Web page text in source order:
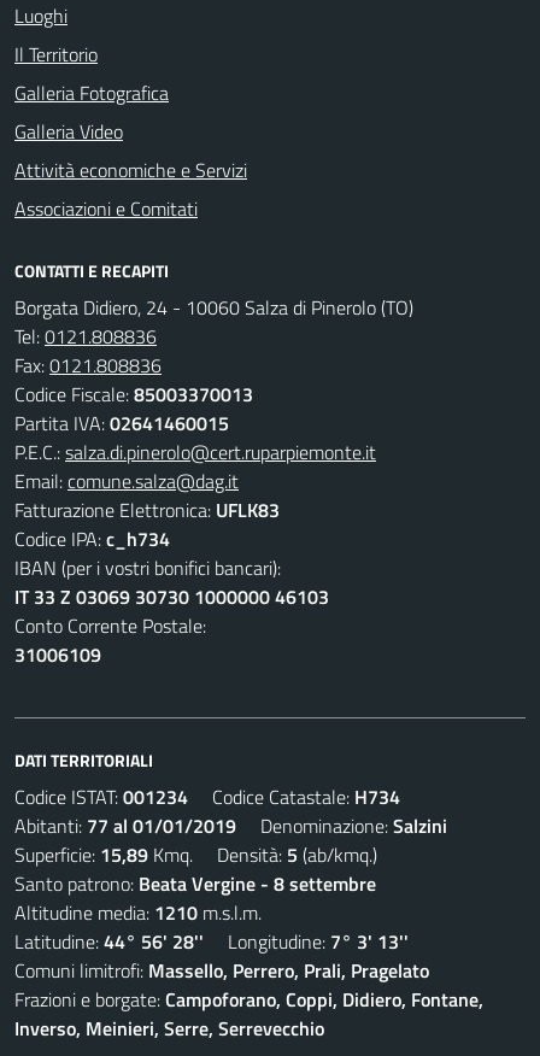
Luoghi
Il Territorio
Galleria Fotografica
Galleria Video
Attività economiche e Servizi
Associazioni e Comitati
CONTATTI E RECAPITI
Borgata Didiero, 24 - 10060 Salza di Pinerolo (TO)
Tel:0121.808836
Fax:0121.808836
Codice Fiscale:85003370013
Partita IVA:02641460015
P.E.C.:salza.di.pinerolo@cert.ruparpiemonte.it
Email:comune.salza@dag.it
Fatturazione Elettronica: UFLK83
Codice IPA:c_h734
IBAN (per i vostri bonifici bancari):
IT 33 Z 03069 30730 1000000 46103
Conto Corrente Postale:
31006109
DATI TERRITORIALI
Codice ISTAT:001234 Codice Catastale: H734
Abitanti: 77 al 01/01/2019 Denominazione:Salzini
Superficie: 15,89 Kmq. Densità: 5 (ab/kmq.)
Santo patrono: Beata Vergine - 8 settembre
Altitudine media: 1210 m.s.l.m.
Latitudine:44° 56' 28'' Longitudine: 7° 3' 13''
Comuni limitrofi: Massello, Perrero, Prali, Pragelato
Frazioni e borgate:Campoforano, Coppi, Didiero, Fontane,
Inverso, Meinieri, Serre, Serrevecchio